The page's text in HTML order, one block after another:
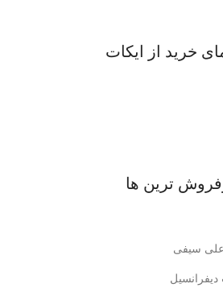
خرید از ایکات
ترین ها
علی سیفی
دیفرانسیل